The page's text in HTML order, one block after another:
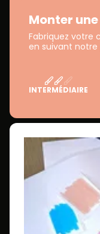
Monter
Fabriquez votre
en suivant notre
INTERMÉDIAIRE